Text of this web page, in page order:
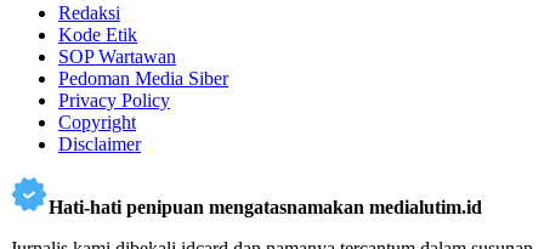
Redaksi
Kode Etik
SOP Wartawan
Pedoman Media Siber
Privacy Policy
Copyright
Disclaimer
Hati-hati penipuan mengatasnamakan medialutim.id